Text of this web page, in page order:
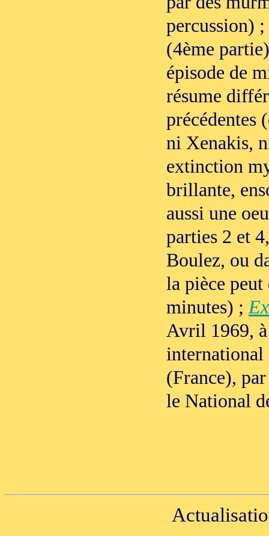
percussion)
(4ème
épisode de
résume
précédentes
ni Xenakis,
extinction
brillante,
aussi une
parties 2 et
Boulez, ou
la pièce
minutes) ;
Avril 1969,
international
(France),
le National